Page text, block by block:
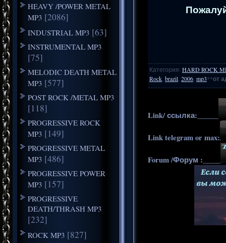
HEAVY /POWER METAL
MP3 [2086]
INDUSTRIAL MP3 [63]
INSTRUMENTAL MP3
[75]
MELODIC DEATH METAL
MP3 [577]
POST ROCK /METAL MP3
[118]
PROGRESSIVE ROCK
MP3 [149]
PROGRESSIVE METAL
MP3 [486]
PROGRESSIVE POWER
MP3 [157]
PROGRESSIVE
DEATH/THRASH MP3
[232]
ROCK MP3 [827]
Категория: HARD ROCK
Rock brazil 2006 mp3**от
Link/ ссылка:______
Link telegram or max:
Forum /Форум :_____